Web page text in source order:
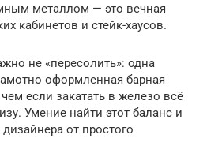
металлом — это вечная
кабинетов и стейк-хаусов.
не «пересолить»: одна
оформленная барная
если закатать в железо всё
Умение найти этот баланс и
от простого